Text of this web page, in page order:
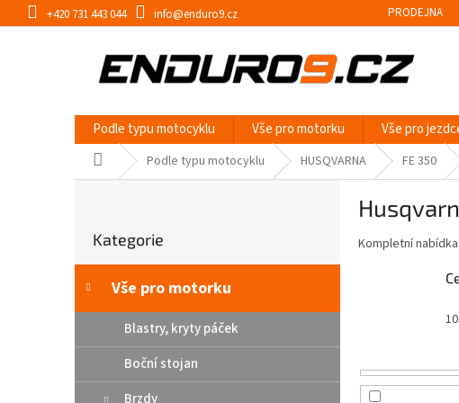
na
+420 731 443 044 info@enduro9.cz PRODEJNA
Podle typu motocyklu Vše pro motorku Vše pro
Domů Podle typu motocyklu HUSQVARNA FE 350
r
n
í
a
kategorie
Kategorie
Vše pro motorku
Blastry, kryty páček
Boční stojan
Brzdy
Kompletní
10